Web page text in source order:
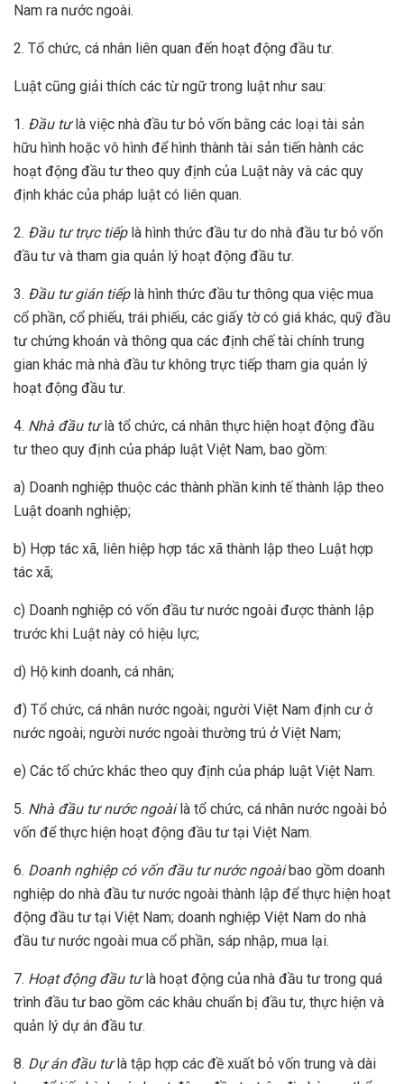
Nam ra nước ngoài.
2. Tổ chức, cá nhân liên quan đến hoạt động đầu tư.
Luật cũng giải thích các từ ngữ trong luật như sau:
1. Đầu tưlà việc nhà đầu tư bỏ vốn bằng các loại tài sản
hữu hình hoặc vô hình để hình thành tài sản tiến hành các
hoạt động đầu tư theo quy định của Luật này và các quy
định khác của pháp luật có liên quan.
2. Đầu tư trực tiếplà hình thức đầu tư do nhà đầu tư bỏ vốn
đầu tư và tham gia quản lý hoạt động đầu tư.
3. Đầu tư gián tiếplà hình thức đầu tư thông qua việc mua
cổ phần, cổ phiếu, trái phiếu, các giấy tờ có giá khác, quỹ đầu
tư chứng khoán và thông qua các định chế tài chính trung
gian khác mà nhà đầu tư không trực tiếp tham gia quản lý
hoạt động đầu tư.
4. Nhà đầu tưlà tổ chức, cá nhân thực hiện hoạt động đầu
tư theo quy định của pháp luật Việt Nam, bao gồm:
a) Doanh nghiệp thuộc các thành phần kinh tế thành lập theo
Luật doanh nghiệp;
b) Hợp tác xã, liên hiệp hợp tác xã thành lập theo Luật hợp
tác xã;
c) Doanh nghiệp có vốn đầu tư nước ngoài được thành lập
trước khi Luật này có hiệu lực;
d) Hộ kinh doanh, cá nhân;
đ) Tổ chức, cá nhân nước ngoài; người Việt Nam định cư ở
nước ngoài; người nước ngoài thường trú ở Việt Nam;
e) Các tổ chức khác theo quy định của pháp luật Việt Nam.
5. Nhà đầu tư nước ngoàilà tổ chức, cá nhân nước ngoài bỏ
vốn để thực hiện hoạt động đầu tư tại Việt Nam.
6. Doanh nghiệp có vốn đầu tư nước ngoàibao gồm doanh
nghiệp do nhà đầu tư nước ngoài thành lập để thực hiện hoạt
động đầu tư tại Việt Nam; doanh nghiệp Việt Nam do nhà
đầu tư nước ngoài mua cổ phần, sáp nhập, mua lại.
7. Hoạt động đầu tưlà hoạt động của nhà đầu tư trong quá
trình đầu tư bao gồm các khâu chuẩn bị đầu tư, thực hiện và
quản lý dự án đầu tư.
8. Dự án đầu tưlà tập hợp các đề xuất bỏ vốn trung và dài